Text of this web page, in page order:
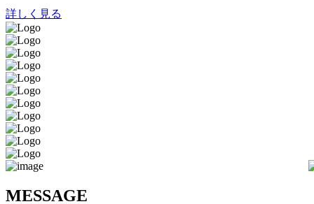
詳しく見る
MESSAGE